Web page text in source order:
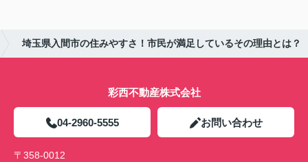
埼玉県入間市の住みやすさ！市民が満足しているその理由とは？
彩西不動産株式会社
04-2960-5555 お問い合わせ
〒358-0012